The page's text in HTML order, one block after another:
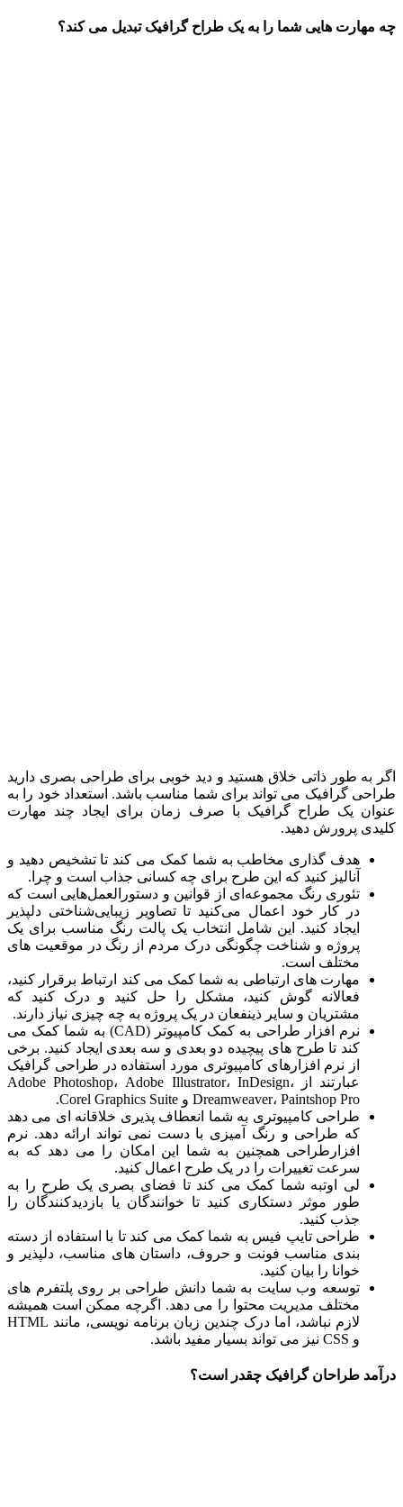
چه مهارت هایی شما را به یک طراح گرافیک تبدیل می کند؟
اگر به طور ذاتی خلاق هستید و دید خوبی برای طراحی بصری دارید
طراحی گرافیک می تواند برای شما مناسب باشد. استعداد خود را به
عنوان یک طراح گرافیک با صرف زمان برای ایجاد چند مهارت
کلیدی پرورش دهید.
هدف گذاری مخاطب به شما کمک می کند تا تشخیص دهید و
آنالیز کنید که این طرح برای چه کسانی جذاب است و چرا.
تئوری رنگ مجموعه‌ای از قوانین و دستورالعمل‌هایی است که
در کار خود اعمال می‌کنید تا تصاویر زیبایی‌شناختی دلپذیر
ایجاد کنید. این شامل انتخاب یک پالت رنگ مناسب برای یک
پروژه و شناخت چگونگی درک مردم از رنگ در موقعیت های
مختلف است.
مهارت های ارتباطی به شما کمک می کند ارتباط برقرار کنید،
فعالانه گوش کنید، مشکل را حل کنید و درک کنید که
مشتریان و سایر ذینفعان در یک پروژه به چه چیزی نیاز دارند.
نرم افزار طراحی به کمک کامپیوتر (CAD) به شما کمک می
کند تا طرح های پیچیده دو بعدی و سه بعدی ایجاد کنید. برخی
از نرم افزارهای کامپیوتری مورد استفاده در طراحی گرافیک
عبارتند از Adobe Photoshop، Adobe Illustrator، InDesign،
Dreamweaver، Paintshop Pro و Corel Graphics Suite.
طراحی کامپیوتری به شما انعطاف پذیری خلاقانه ای می دهد
که طراحی و رنگ آمیزی با دست نمی تواند ارائه دهد. نرم
افزارطراحی همچنین به شما این امکان را می دهد که به
سرعت تغییرات را در یک طرح اعمال کنید.
لی اوتبه شما کمک می کند تا فضای بصری یک طرح را به
طور موثر دستکاری کنید تا خوانندگان یا بازدیدکنندگان را
جذب کنید.
طراحی تایپ فیس به شما کمک می کند تا با استفاده از دسته
بندی مناسب فونت و حروف، داستان های مناسب، دلپذیر و
خوانا را بیان کنید.
توسعه وب سایت به شما دانش طراحی بر روی پلتفرم های
مختلف مدیریت محتوا را می دهد. اگرچه ممکن است همیشه
لازم نباشد، اما درک چندین زبان برنامه نویسی، مانند HTML
و CSS نیز می تواند بسیار مفید باشد.
درآمد طراحان گرافیک چقدر است؟